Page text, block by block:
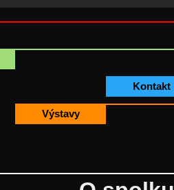
Výstavy
Kontakt